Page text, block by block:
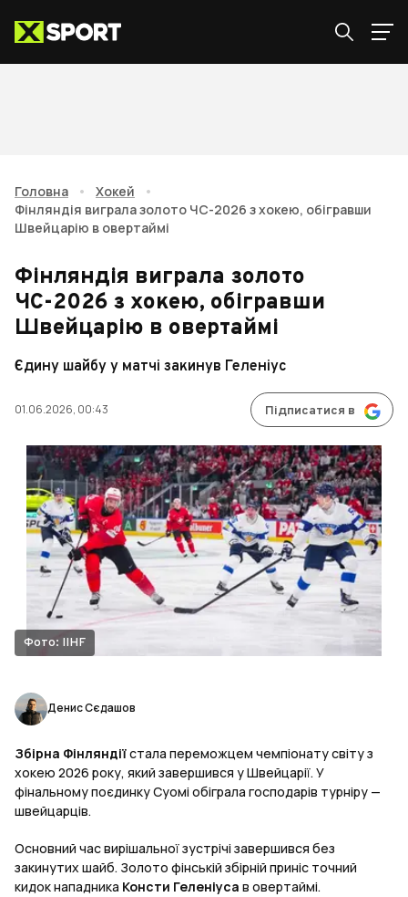
Головна • Хокей
•
Фінляндія виграла золото ЧС-2026 з хокею, обігравши
Швейцарію в овертаймі
Фінляндія виграла золото
ЧС-2026 з хокею, обігравши
Швейцарію в овертаймі
Єдину шайбу у матчі закинув Геленіус
01.06.2026, 00:43 Підписатися в
Фото: IIHF
Денис Сєдашов
Збірна Фінляндіїстала переможцем чемпіонату світу з
хокею 2026 року, який завершився у Швейцарії. У
фінальному поєдинку Суомі обіграла господарів турніру —
швейцарців.
Основний час вирішальної зустрічі завершився без
закинутих шайб. Золото фінській збірній приніс точний
кидок нападника Консти Геленіуса в овертаймі.